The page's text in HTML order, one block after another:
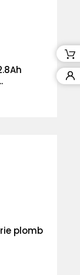
plomb